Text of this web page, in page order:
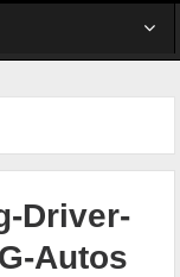
Driver-
Autos